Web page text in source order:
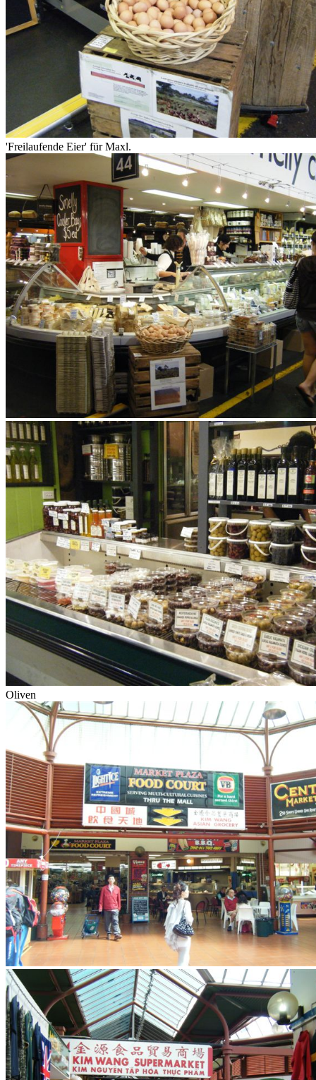
'Freilaufende Eier' für Maxl.
Oliven